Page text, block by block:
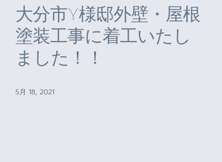
大分市Y様邸外壁・屋根
塗装工事に着工いたし
ました！！
5月 18, 2021